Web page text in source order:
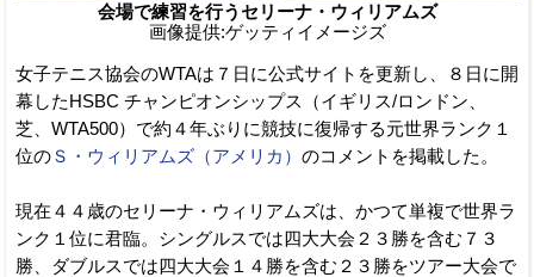
会場で練習を行うセリーナ・ウィリアムズ
画像提供:ゲッティイメージズ
女子テニス協会のWTAは７日に公式サイトを更新し、８日に開
幕したHSBC チャンピオンシップス（イギリス/ロンドン、
芝、WTA500）で約４年ぶりに競技に復帰する元世界ランク１
位のＳ・ウィリアムズ（アメリカ） のコメントを掲載した。
現在４４歳のセリーナ・ウィリアムズは、かつて単複で世界ラ
ンク１位に君臨。シングルスでは四大大会２３勝を含む７３
勝、ダブルスでは四大大会１４勝を含む２３勝をツアー大会で